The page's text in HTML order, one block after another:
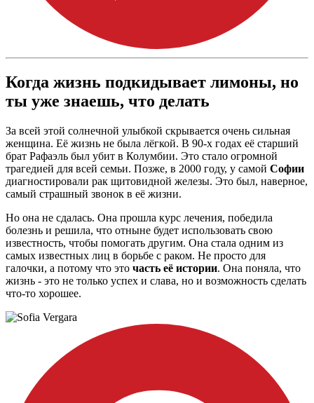
Когда жизнь подкидывает лимоны, но
ты уже знаешь, что делать
За всей этой солнечной улыбкой скрывается очень сильная
женщина. Её жизнь не была лёгкой. В 90-х годах её старший
брат Рафаэль был убит в Колумбии. Это стало огромной
трагедией для всей семьи. Позже, в 2000 году, у самой Софии
диагностировали рак щитовидной железы. Это был, наверное,
самый страшный звонок в её жизни.
Но она не сдалась. Она прошла курс лечения, победила
болезнь и решила, что отныне будет использовать свою
известность, чтобы помогать другим. Она стала одним из
самых известных лиц в борьбе с раком. Не просто для
галочки, а потому что это часть её истории. Она поняла, что
жизнь - это не только успех и слава, но и возможность сделать
что-то хорошее.